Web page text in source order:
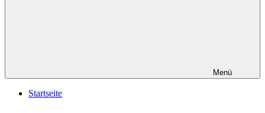
Menü
Startseite